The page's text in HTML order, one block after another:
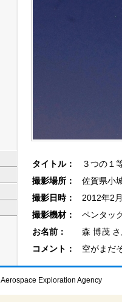
タイトル：
３つの１
撮影場所：
佐賀県小
撮影日時：
2012年2
撮影機材：
ペンタッ
お名前：
森 博茂
コメント：
空がまだ
Exploration Agency